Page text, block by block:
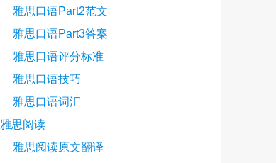
雅思口语Part2范文
雅思口语Part3答案
雅思口语评分标准
雅思口语技巧
雅思口语词汇
雅思阅读
雅思阅读原文翻译